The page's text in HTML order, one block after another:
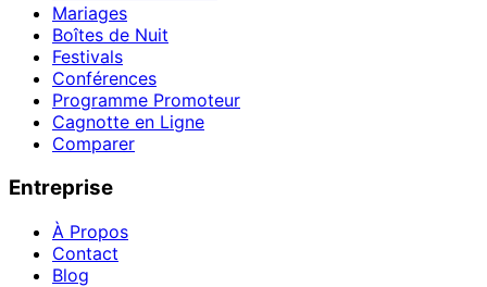
Mariages
Boîtes de Nuit
Festivals
Conférences
Programme Promoteur
Cagnotte en Ligne
Comparer
Entreprise
À Propos
Contact
Blog